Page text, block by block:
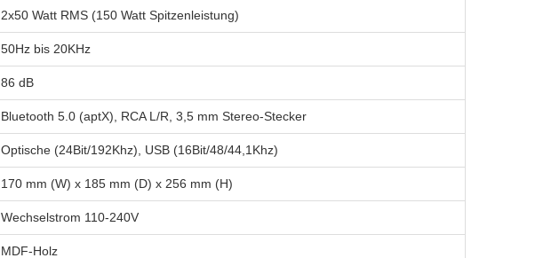
2x50 Watt RMS (150 Watt Spitzenleistung)
50Hz bis 20KHz
86 dB
Bluetooth 5.0 (aptX), RCA L/R, 3,5 mm Stereo-Stecker
Optische (24Bit/192Khz), USB (16Bit/48/44,1Khz)
170 mm (W) x 185 mm (D) x 256 mm (H)
Wechselstrom 110-240V
MDF-Holz